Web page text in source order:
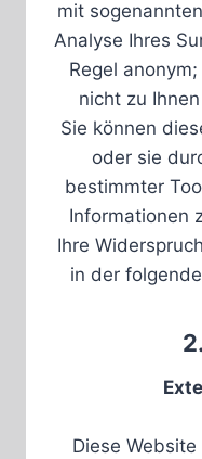
mit
Analyse Ihres
Regel
nicht zu
Sie können
oder sie
bestimmter
Informationen
Ihre
in der
Diese